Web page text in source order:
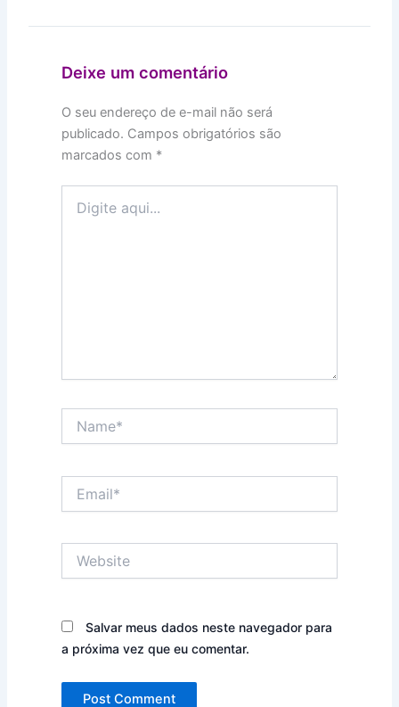
Deixe um comentário
O seu endereço de e-mail não será
publicado. Campos obrigatórios são
marcados com *
aqui...
Salvar meus dados neste navegador para
a próxima vez que eu comentar.